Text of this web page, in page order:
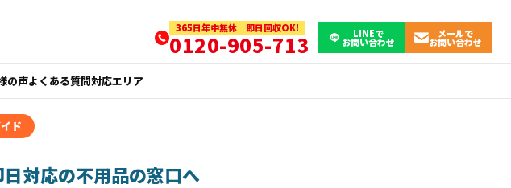
365日年中無休 即日回収OK!
0120-905-713 LINEで
お問い合わせ
メールで
お問い合わせ
の声よくある質問対応エリア
ド
対応の不用品の窓口へ